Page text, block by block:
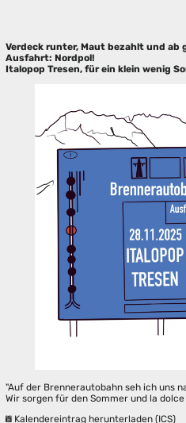
Verdeck runter, Maut bezahlt und ab
Ausfahrt: Nordpol!
Italopop Tresen, für ein klein wenig
"Auf der Brennerautobahn seh ich uns
Wir sorgen für den Sommer und la
Kalendereintrag herunterladen (ICS)